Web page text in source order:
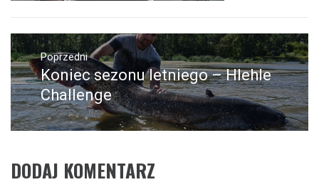
Nawigacja
wpisuPoprzedni
Poprzedni
wpis:
Koniec sezonu letniego – Hlehle
Challenge
DODAJ KOMENTARZ